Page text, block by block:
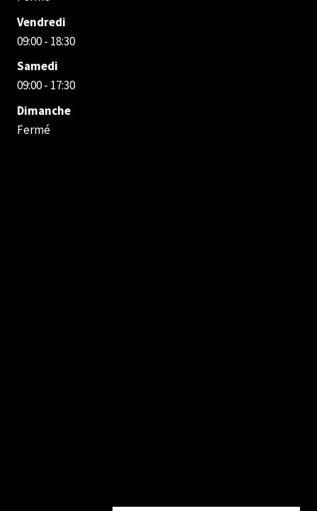
Vendredi
09:00 - 18:30
Samedi
09:00 - 17:30
Dimanche
Fermé